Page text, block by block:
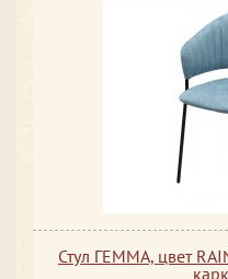
Стул ГЕММА, цвет